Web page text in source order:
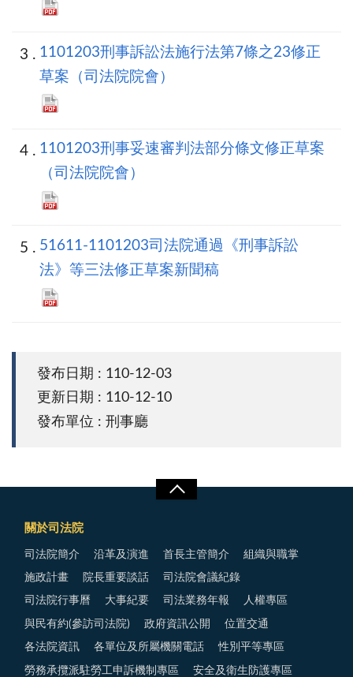
1101203刑事訴訟法施行法第7條之23修正
草案（司法院院會）
1101203刑事妥速審判法部分條文修正草案
（司法院院會）
51611-1101203司法院通過《刑事訴訟
法》等三法修正草案新聞稿
發布日期 : 110-12-03
更新日期 : 110-12-10
發布單位 : 刑事廳
關於司法院
司法院簡介 沿革及演進 首長主管簡介 組織與職掌
施政計畫 院長重要談話 司法院會議紀錄
司法院行事曆 大事紀要 司法業務年報 人權專區
與民有約(參訪司法院) 政府資訊公開 位置交通
各法院資訊 各單位及所屬機關電話 性別平等專區
勞務承攬派駐勞工申訴機制專區 安全及衛生防護專區